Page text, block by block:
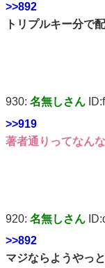
>>892
トリプルキー分で
930: 名無しさん
>>919
著者通りってなん
920: 名無しさん
>>892
マジならようやっ